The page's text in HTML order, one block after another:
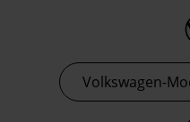
Volkswagen-